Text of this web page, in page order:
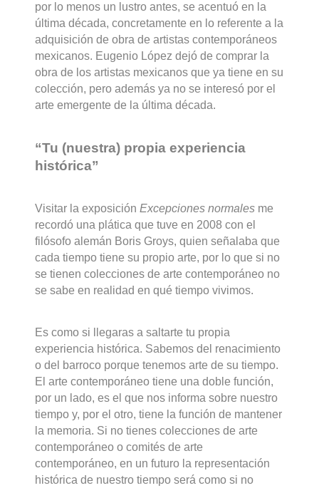
por lo menos un lustro antes, se acentuó en la
última década, concretamente en lo referente a la
adquisición de obra de artistas contemporáneos
mexicanos. Eugenio López dejó de comprar la
obra de los artistas mexicanos que ya tiene en su
colección, pero además ya no se interesó por el
arte emergente de la última década.
“Tu (nuestra) propia experiencia
histórica”
Visitar la exposiciónExcepciones normales me
recordó una plática que tuve en 2008 con el
filósofo alemán Boris Groys, quien señalaba que
cada tiempo tiene su propio arte, por lo que si no
se tienen colecciones de arte contemporáneo no
se sabe en realidad en qué tiempo vivimos.
Es como si llegaras a saltarte tu propia
experiencia histórica. Sabemos del renacimiento
o del barroco porque tenemos arte de su tiempo.
El arte contemporáneo tiene una doble función,
por un lado, es el que nos informa sobre nuestro
tiempo y, por el otro, tiene la función de mantener
la memoria. Si no tienes colecciones de arte
contemporáneo o comités de arte
contemporáneo, en un futuro la representación
histórica de nuestro tiempo será como si no